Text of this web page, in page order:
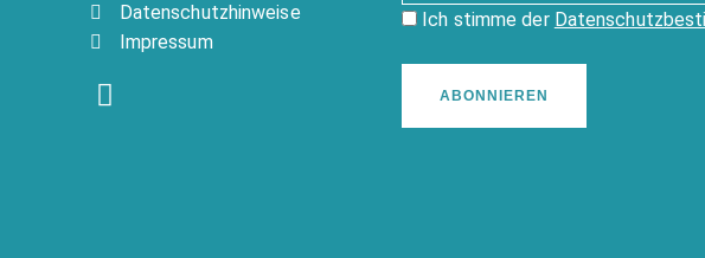
Datenschutzhinweise
Impressum
Ich stimme der
ABONNIEREN